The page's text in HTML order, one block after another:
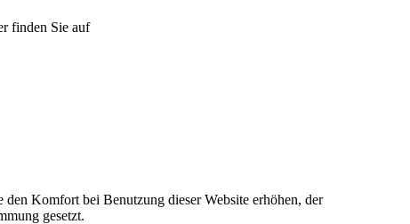
finden Sie auf
Komfort bei Benutzung dieser Website erhöhen, der
gesetzt.